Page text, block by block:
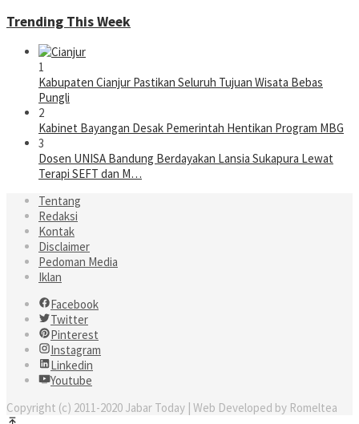
Trending This Week
1
Kabupaten Cianjur Pastikan Seluruh Tujuan Wisata Bebas
Pungli
2
Kabinet Bayangan Desak Pemerintah Hentikan Program MBG
3
Dosen UNISA Bandung Berdayakan Lansia Sukapura Lewat
Terapi SEFT dan M…
Tentang
Redaksi
Kontak
Disclaimer
Pedoman Media
Iklan
Facebook
Twitter
Pinterest
Instagram
Linkedin
Youtube
Copyright (c) 2011-2020 Jabar Today | Web Developed by Romeltea